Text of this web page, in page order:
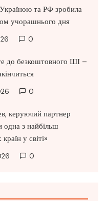
та РФ зробила
учорашнього дня
0
до безкоштовного ШІ –
0
керуючий партнер
одна з найбільш
у світі»
0